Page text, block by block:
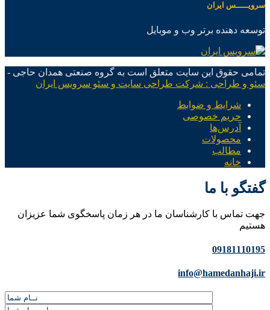
سرویـــــس ایران
توسعه دهنده برتر وب و موبایل
تمامی حقوق این سایت متعلق است به گروه صنعتی همدان حاجی -
سئو و طراحی : شرکت طراحی سایت و سئو سرویس ایران
شرایط و ضوابط
حریم خصوصی
آدرس‌ها
محصولات
مطالب
خانه
گفتگو با ما
جهت تماس با کارشناسان ما در هر زمان پاسخگوی شما عزیزان
هستیم
09181110195
info@hamedanhaji.ir